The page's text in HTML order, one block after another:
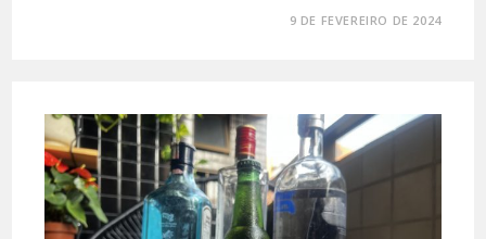
9 DE FEVEREIRO DE 2024